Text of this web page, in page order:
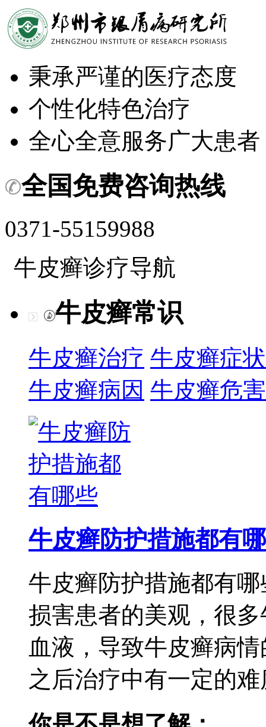
秉承严谨的医疗态度
个性化特色治疗
全心全意服务广大患者
全国免费咨询热线
0371-55159988
牛皮癣诊疗导航
牛皮癣常识
牛皮癣治疗 牛皮癣症状
牛皮癣病因 牛皮癣危害
牛皮癣防护措施都有哪
牛皮癣防护措施都有
损害患者的美观，很
血液，导致牛皮癣病
之后治疗中有一定的